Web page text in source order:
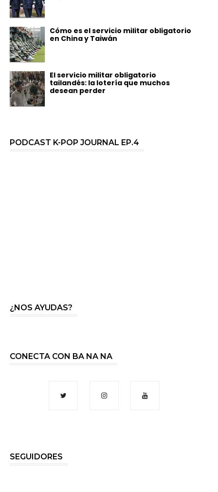
Cómo es el servicio militar obligatorio
en China y Taiwán
El servicio militar obligatorio
tailandés: la lotería que muchos
desean perder
PODCAST K-POP JOURNAL EP.4
¿NOS AYUDAS?
CONECTA CON BA NA NA
SEGUIDORES